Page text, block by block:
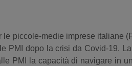
le piccole-medie imprese italiane
PMI dopo la crisi da Covid-19.
PMI la capacità di navigare in